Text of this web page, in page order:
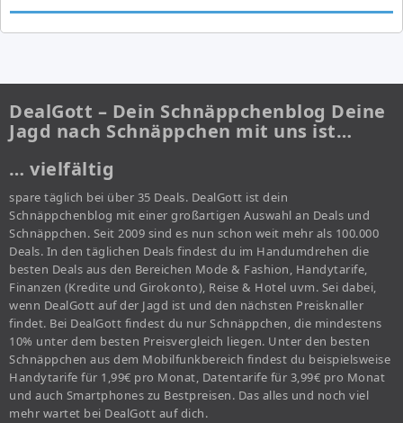
DealGott – Dein Schnäppchenblog Deine
Jagd nach Schnäppchen mit uns ist…
… vielfältig
spare täglich bei über 35 Deals. DealGott ist dein
Schnäppchenblog mit einer großartigen Auswahl an Deals und
Schnäppchen. Seit 2009 sind es nun schon weit mehr als 100.000
Deals. In den täglichen Deals findest du im Handumdrehen die
besten Deals aus den Bereichen Mode & Fashion, Handytarife,
Finanzen (Kredite und Girokonto), Reise & Hotel uvm. Sei dabei,
wenn DealGott auf der Jagd ist und den nächsten Preisknaller
findet. Bei DealGott findest du nur Schnäppchen, die mindestens
10% unter dem besten Preisvergleich liegen. Unter den besten
Schnäppchen aus dem Mobilfunkbereich findest du beispielsweise
Handytarife für 1,99€ pro Monat, Datentarife für 3,99€ pro Monat
und auch Smartphones zu Bestpreisen. Das alles und noch viel
mehr wartet bei DealGott auf dich.